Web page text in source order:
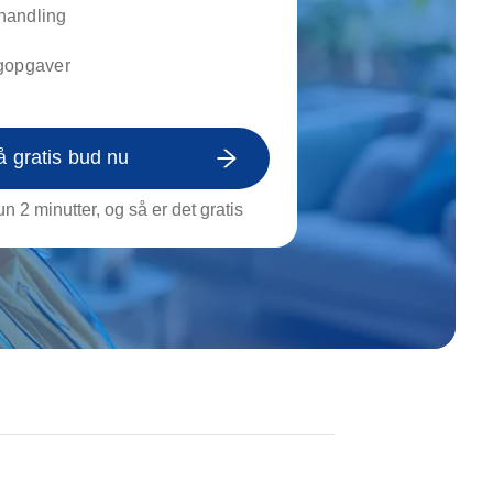
af tagrende
rengøring
gratis bud nu
2 minutter, og så er det gratis